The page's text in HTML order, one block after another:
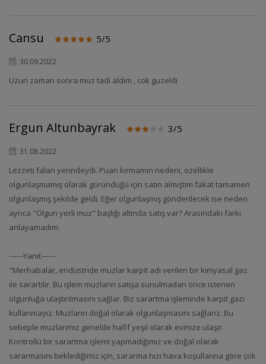
Cansu 5/5
30.09.2022
Uzun zaman sonra muz tadi aldim , cok guzeldi
Ergun Altunbayrak 3/5
31.08.2022
Lezzeti falan yerindeydi. Puan kırmamın nedeni, özellikle
olgunlaşmamış olarak göründüğü için satın almıştım fakat tamamen
olgunlaşmış şekilde geldi. Eğer olgunlaşmış gönderilecek ise neden
ayrıca "Olgun yerli muz" başlığı altında satış var? Arasındaki farkı
anlayamadım.
------Yanıt------
"Merhabalar, endüstride muzlar karpit adı verilen bir kimyasal gaz
ile sarartılır. Bu işlem muzların satışa sunulmadan önce istenen
olgunluğa ulaştırılmasını sağlar. Biz sarartma işleminde karpit gazı
kullanmayız. Muzların doğal olarak olgunlaşmasını sağlarız. Bu
sebeple muzlarımız genelde hafif yeşil olarak evinize ulaşır.
Kontrollü bir sarartma işlemi yapmadığımız ve doğal olarak
sararmasını beklediğimiz için, sararma hızı hava koşullarına göre çok